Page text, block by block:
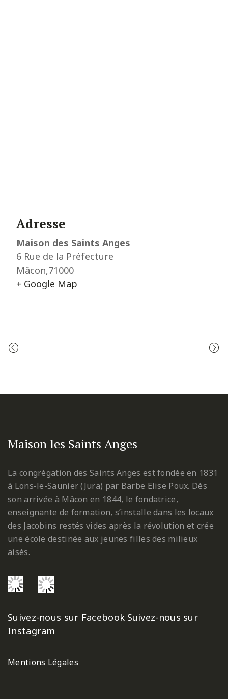
Adresse
Maison des Saints Anges
6 Rue de la Préfecture
Mâcon,71000
+ Google Map
Event
Maison les Saints Anges
La congrégation des Saints Anges est fondée en 1831
à Lons-le-Saunier (Jura) par Barbe Elise Poux. Dès
son arrivée à Mâcon en 1844, le fondatrice,
enseignante de formation, s’installe dans les locaux
des Jacobins restés vides après la révolution et crée
une école destinée aux jeunes filles des milieux
aisés.
Suivez-nous sur Facebook Suivez-nous sur
Instagram
Mentions Légales